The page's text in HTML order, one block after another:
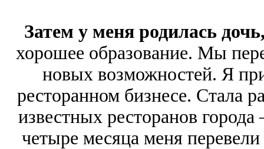
Затем у меня родилась
хорошее образование. Мы
новых возможностей. Я
ресторанном бизнесе. Стала
известных ресторанов
четыре месяца меня